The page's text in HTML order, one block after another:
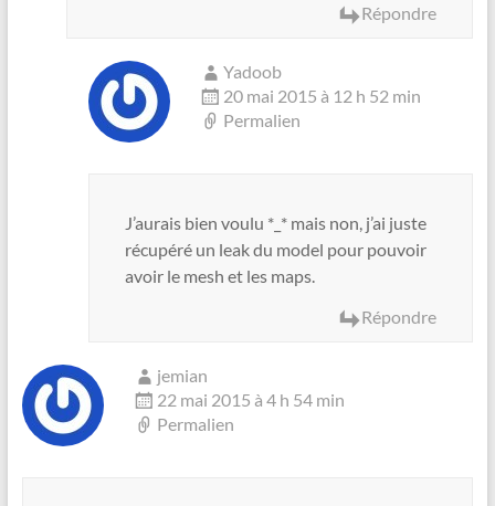
Répondre
Yadoob
20 mai 2015 à 12 h 52 min
Permalien
J’aurais bien voulu *_* mais non, j’ai juste
récupéré un leak du model pour pouvoir
avoir le mesh et les maps.
Répondre
jemian
22 mai 2015 à 4 h 54 min
Permalien